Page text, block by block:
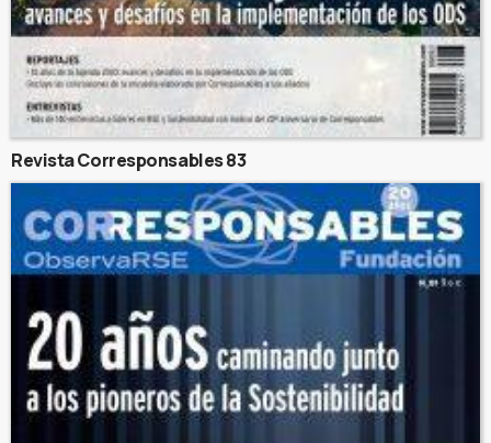
Revista Corresponsables 83